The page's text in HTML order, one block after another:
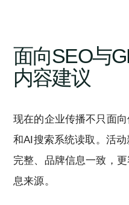
面向SEO与
内容建议
现在的企业传播不只面
和AI搜索系统读取。活
完整、品牌信息一致，
息来源。